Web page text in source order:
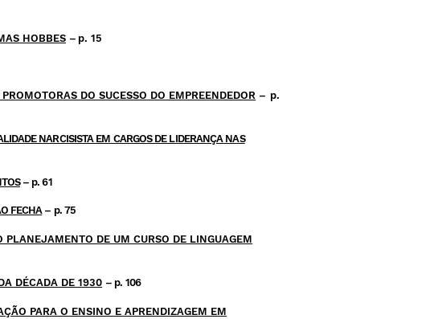
HOBBES – p. 15
DO SUCESSO DO EMPREENDEDOR – p.
NARCISISTA EM CARGOS DE LIDERANÇA NAS
– p. 61
FECHA– p. 75
DE UM CURSO DE LINGUAGEM
DÉCADA DE 1930 – p. 106
PARA O ENSINO E APRENDIZAGEM EM